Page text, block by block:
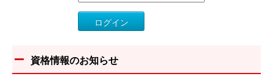
資格情報のお知らせ